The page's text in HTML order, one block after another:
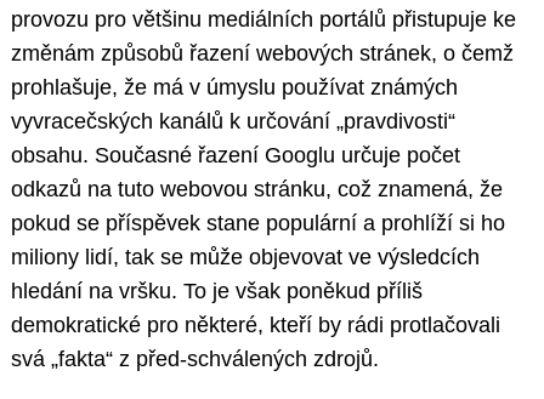
provozu pro většinu mediálních portálů přistupuje ke
změnám způsobů řazení webových stránek, o čemž
prohlašuje, že má v úmyslu používat známých
vyvracečských kanálů k určování „pravdivosti“
obsahu. Současné řazení Googlu určuje počet
odkazů na tuto webovou stránku, což znamená, že
pokud se příspěvek stane populární a prohlíží si ho
miliony lidí, tak se může objevovat ve výsledcích
hledání na vršku. To je však poněkud příliš
demokratické pro některé, kteří by rádi protlačovali
svá „fakta“ z před-schválených zdrojů.